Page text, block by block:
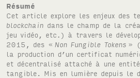
Résumé
Cet article explore les enjeux des
blockchain dans le champ de la
jeu vidéo, etc.) à travers le
2015, des « Non Fungible Tokens »
la production d’un certificat
et décentralisé attaché à une entité
tangible. Mis en lumière depuis le